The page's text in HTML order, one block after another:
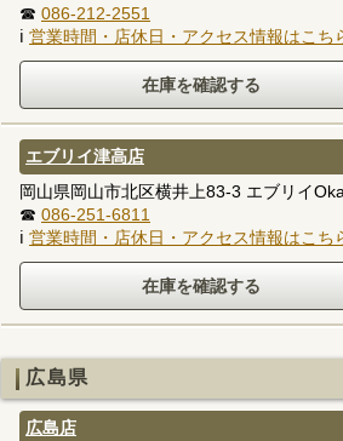
☎ 086-212-2551
ℹ 営業時間・店休日・アクセス情報はこち
エブリイ津高店
岡山県岡山市北区横井上83-3 エブリイ
☎ 086-251-6811
ℹ 営業時間・店休日・アクセス情報はこち
広島県
広島店